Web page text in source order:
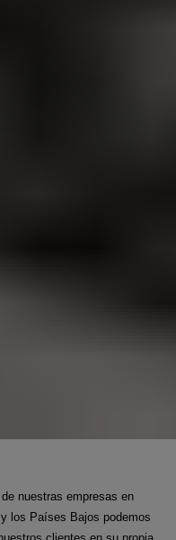
nuestras empresas en
los Países Bajos podemos